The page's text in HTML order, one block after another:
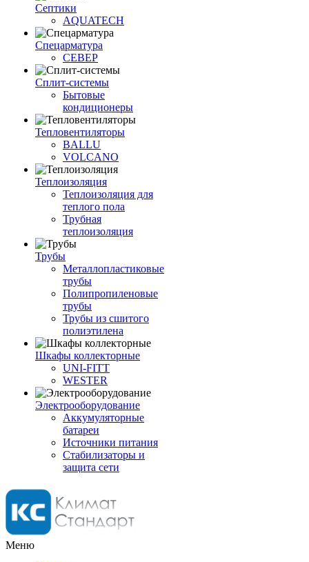
Септики
AQUATECH
Спецарматура
СЕВЕР
Сплит-системы
Бытовые
кондиционеры
Тепловентиляторы
BALLU
VOLCANO
Теплоизоляция
Теплоизоляция для
теплого пола
Трубная
теплоизоляция
Трубы
Металлопластиковые
трубы
Полипропиленовые
трубы
Трубы из сшитого
полиэтилена
Шкафы коллекторные
UNI-FITT
WESTER
Электрооборудование
Аккумуляторные
батареи
Источники питания
Стабилизаторы и
защита сети
Меню